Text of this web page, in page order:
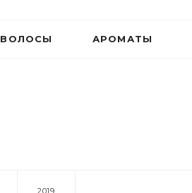
ВОЛОСЫ АРОМАТЫ
2019